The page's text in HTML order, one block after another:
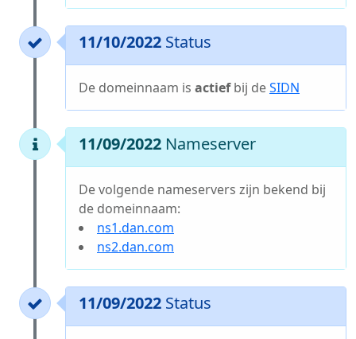
11/10/2022 Status
De domeinnaam is actiefbij deSIDN
11/09/2022 Nameserver
De volgende nameservers zijn bekend bij
de domeinnaam:
ns1.dan.com
ns2.dan.com
11/09/2022 Status